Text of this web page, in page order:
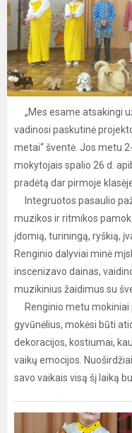
„Mes esame atsakingi
vadinosi paskutinė
metai“ šventė. Jos metu
mokytojais spalio 26 d.
pradėtą dar pirmoje
Integruotos pasaulio
muzikos ir ritmikos
įdomią, turiningą, ryškią,
Renginio dalyviai minė
inscenizavo dainas,
muzikinius žaidimus su
Renginio metu mokiniai
gyvūnėlius, mokėsi būti
dekoracijos, kostiumai,
vaikų emocijos.
savo vaikais visą šį laiką